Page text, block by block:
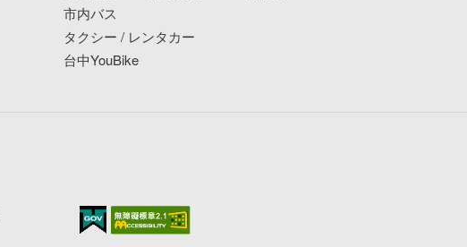
市内バス
タクシー / レンタカー
台中YouBike